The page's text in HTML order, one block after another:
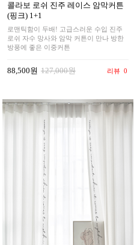
콜라보 로쉬 진주 레이스 암막커튼
(핑크) 1+1
로맨틱함이 두배! 고급스러운 수입 진주
로쉬 자수 망사와 암막 커튼이 만나 방한
방풍에 좋은 이중커튼
88,500원 127,000원 리뷰 0